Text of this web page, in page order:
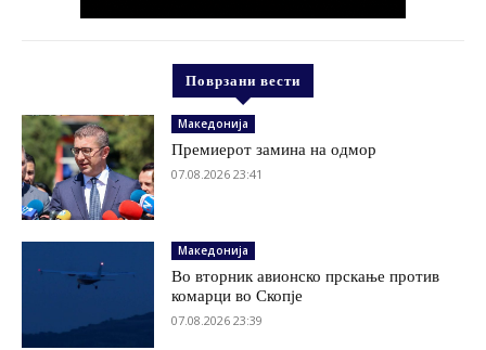
Поврзани вести
Македонија
Премиерот замина на одмор
07.08.2026 23:41
Македонија
Во вторник авионско прскање против
комарци во Скопје
07.08.2026 23:39